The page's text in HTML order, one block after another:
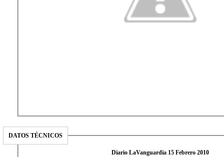
DATOS TÉCNICOS
Diario LaVanguardia 15 Febrero 2010